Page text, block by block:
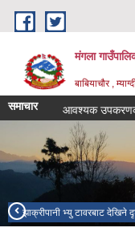
Skip to main content
मंगला
बाबियाचौर ,
समाचारलागि आवश्यक उपकरणको
झाक्रीपानी भ्यु टावर
झाक्रीपानी भ्यु टावरबाट देखिने
टोड्के हिल्स
Todke Resort
बाबियाचौर बजार